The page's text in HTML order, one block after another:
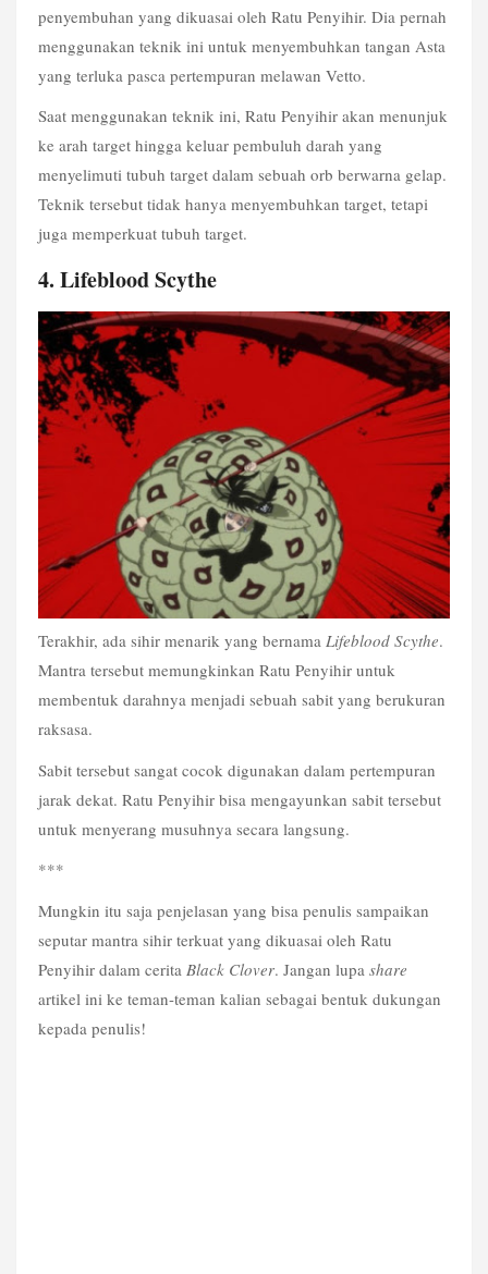
penyembuhan yang dikuasai oleh Ratu Penyihir. Dia pernah
menggunakan teknik ini untuk menyembuhkan tangan Asta
yang terluka pasca pertempuran melawan Vetto.
Saat menggunakan teknik ini, Ratu Penyihir akan menunjuk
ke arah target hingga keluar pembuluh darah yang
menyelimuti tubuh target dalam sebuah orb berwarna gelap.
Teknik tersebut tidak hanya menyembuhkan target, tetapi
juga memperkuat tubuh target.
4. Lifeblood Scythe
Terakhir, ada sihir menarik yang bernama Lifeblood Scythe.
Mantra tersebut memungkinkan Ratu Penyihir untuk
membentuk darahnya menjadi sebuah sabit yang berukuran
raksasa.
Sabit tersebut sangat cocok digunakan dalam pertempuran
jarak dekat. Ratu Penyihir bisa mengayunkan sabit tersebut
untuk menyerang musuhnya secara langsung.
***
Mungkin itu saja penjelasan yang bisa penulis sampaikan
seputar mantra sihir terkuat yang dikuasai oleh Ratu
Penyihir dalam cerita Black Clover. Jangan lupa share
artikel ini ke teman-teman kalian sebagai bentuk dukungan
kepada penulis!